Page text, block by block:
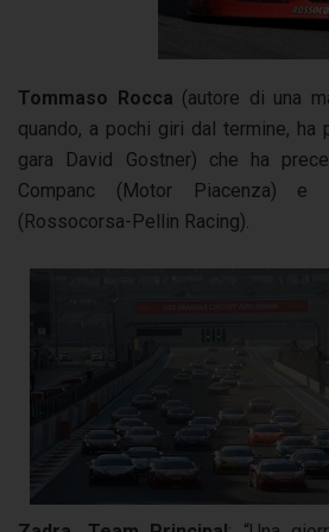
Tommaso Rocca (autore di una
quando, a pochi giri dal termine, ha
gara David Gostner) che ha
Companc (Motor Piacenza) e
(Rossocorsa-Pellin Racing).